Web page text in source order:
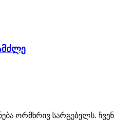
ორმხრივ სარგებელს. ჩვენ